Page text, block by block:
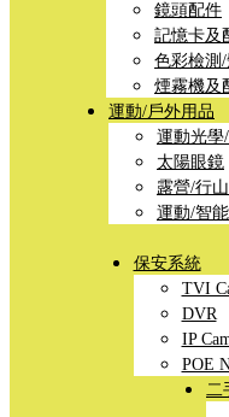
鏡頭配件
記憶卡及
色彩檢測/
煙霧機及
運動/戶外用品
運動光學
太陽眼鏡
露營/行
運動/智
保安系統
TVI
DVR
IP
POE
二